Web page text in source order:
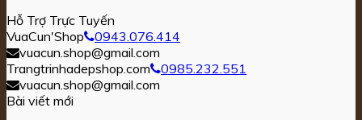
Hỗ Trợ Trực Tuyến
VuaCun'Shop
0943.076.414
vuacun.shop@gmail.com
Trangtrinhadepshop.com
0985.232.551
vuacun.shop@gmail.com
Bài viết mới